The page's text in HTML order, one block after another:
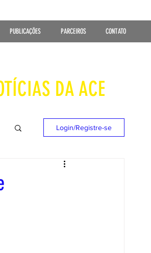
PUBLICAÇÕES PARCEIROS CONTATO
DA ACE
Login/Registre-se